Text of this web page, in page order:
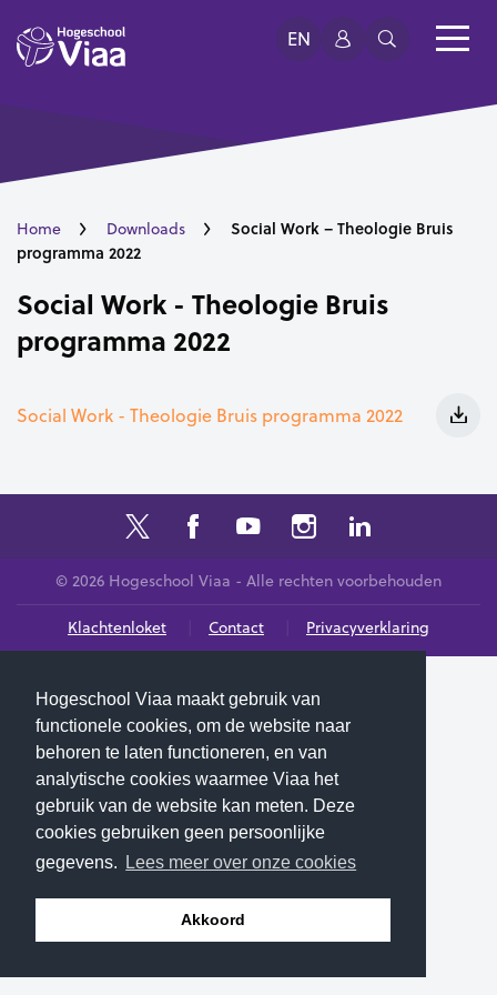
Hogeschool Viaa maakt gebruik van
functionele cookies, om de website naar
behoren te laten functioneren, en van
analytische cookies waarmee Viaa het
gebruik van de website kan meten. Deze
cookies gebruiken geen persoonlijke
gegevens.
Lees meer over onze cookies
Akkoord
EN
Home Downloads
Social Work – Theologie Bruis
programma 2022
Social Work - Theologie Bruis
programma 2022
Social Work - Theologie Bruis programma 2022
© 2026 Hogeschool Viaa - Alle rechten voorbehouden
Klachtenloket Contact Privacyverklaring